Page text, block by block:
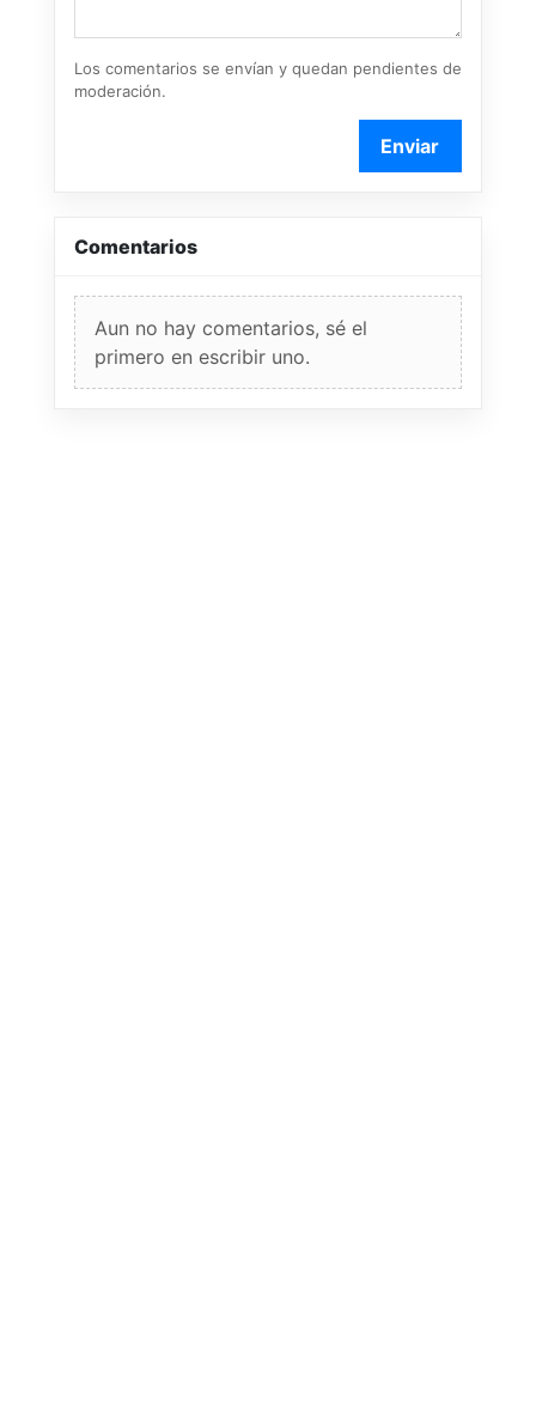
Los comentarios se envían y quedan pendientes de
moderación.
Enviar
Comentarios
Aun no hay comentarios, sé el
primero en escribir uno.